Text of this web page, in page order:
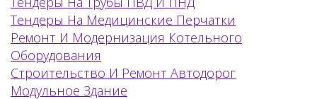
Тендеры На Медицинские Перчатки
Ремонт И Модернизация Котельного
Оборудования
Строительство И Ремонт Автодорог
Модульное Здание